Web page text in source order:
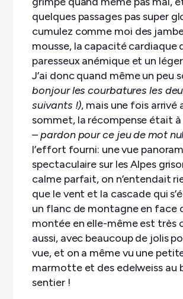
quelques passages pas super
cumulez comme moi des
mousse, la capacité cardiaque
paresseux anémique et un
J’ai donc quand même un peu
bonjour les courbatures les
suivants !), mais une fois arrivé
sommet, la récompense était
– pardon pour ce jeu de mot
l’effort fourni: une vue
spectaculaire sur les Alpes
calme parfait, on n’entendait
que le vent et la cascade qui
un flanc de montagne en face
montée en elle-même est très
aussi, avec beaucoup de jolis
vue, et on a même vu une
marmotte et des edelweiss au
sentier !